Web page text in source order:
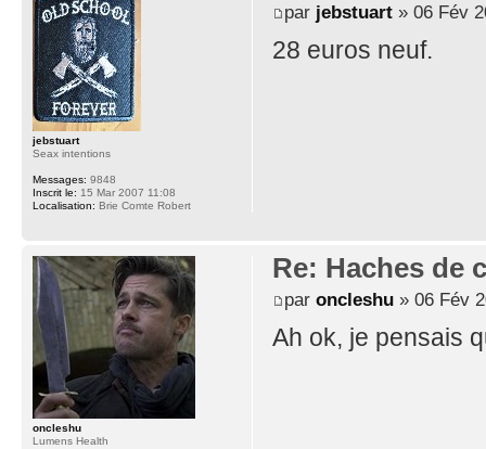
par jebstuart» 06 Fév
28 euros neuf.
jebstuart
Seax intentions
Messages: 9848
Inscrit le: 15 Mar 2007 11:08
Localisation: Brie Comte Robert
Re: Haches de
par oncleshu» 06 Fév
Ah ok, je pensais
oncleshu
Lumens Health